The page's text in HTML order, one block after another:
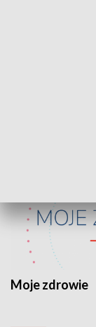
Moje zdrowie